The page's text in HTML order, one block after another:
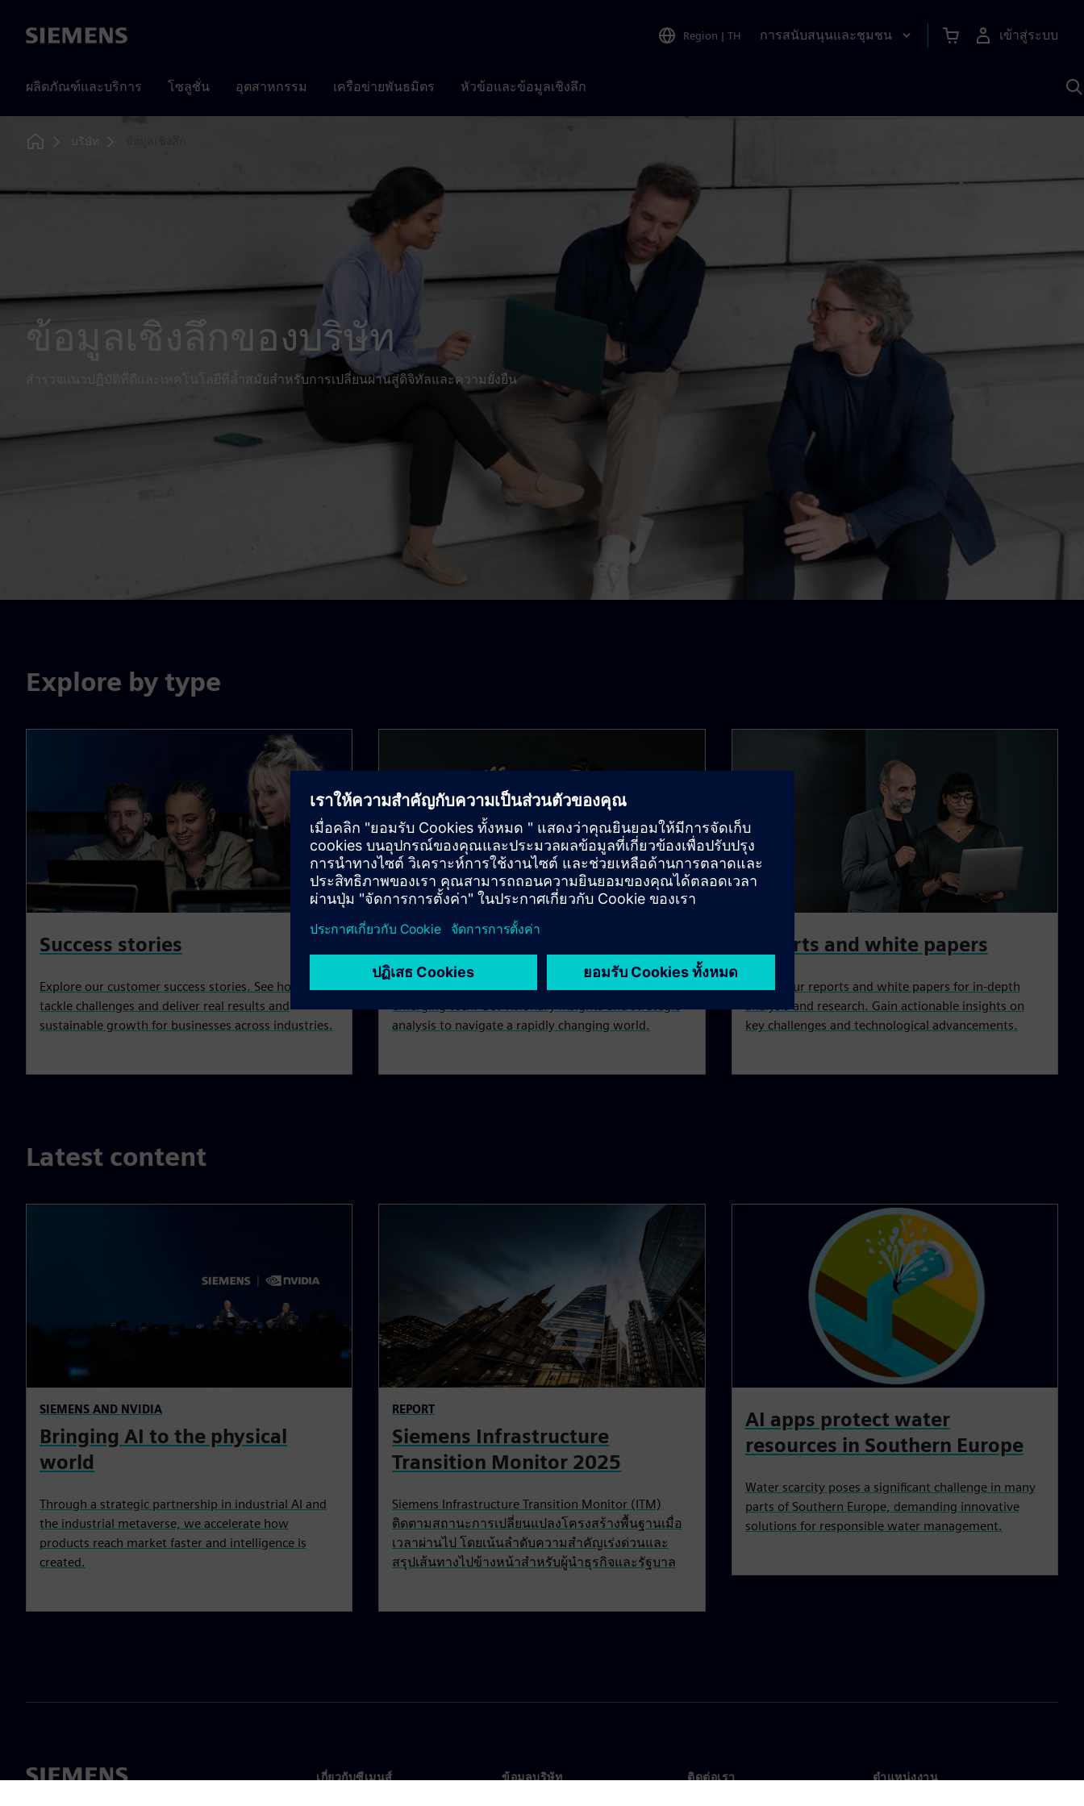
Siemens Region | TH การสนับสนุนและชุมชน เข้าสู่ระบบ
ผลิตภัณฑ์และบริการ โซลูชั่น อุตสาหกรรม เครือข่ายพันธมิตร หัวข้อและข้อมูลเชิงลึก
Home
บริษัท
ข้อมูลเชิงลึกของบริษัท
สำรวจแนวปฏิบัติที่ดีและเทคโนโลยีที่ล้ำสมัยสำหรับการเปลี่ยนผ่านสู่ดิจิทัลและความยั่งยืน
Explore by type
Success stories
Explore our customer success stories. See how we
tackle challenges and deliver real results and
sustainable growth for businesses across industries.
Hear from our experts on industry trends and
emerging tech. Get visionary insights and strategic
analysis to navigate a rapidly changing world.
Reports and white papers
Access our reports and white papers for in-depth
analysis and research. Gain actionable insights on
key challenges and technological advancements.
Latest content
SIEMENS AND NVIDIA
Bringing AI to the physical
world
Through a strategic partnership in industrial AI and
the industrial metaverse, we accelerate how
products reach market faster and intelligence is
created.
REPORT
Siemens Infrastructure
Transition Monitor 2025
Siemens Infrastructure Transition Monitor (ITM)
ติดตามสถานะการเปลี่ยนแปลงโครงสร้างพื้นฐานเมื่อ
เวลาผ่านไป โดยเน้นลำดับความสำคัญเร่งด่วนและ
สรุปเส้นทางไปข้างหน้าสำหรับผู้นำธุรกิจและรัฐบาล
AI apps protect water
resources in Southern Europe
Water scarcity poses a significant challenge in many
parts of Southern Europe, demanding innovative
solutions for responsible water management.
เกี่ยวกับซีเมนส์ ข้อมูลบริษัท ติดต่อเรา ตำแหน่งงาน